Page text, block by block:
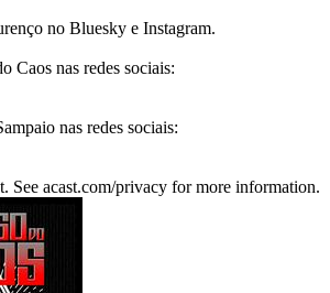
no Bluesky e Instagram.
Caos nas redes sociais:
nas redes sociais:
See acast.com/privacy for more information.